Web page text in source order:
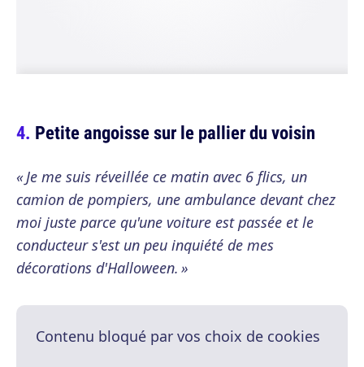
Petite angoisse sur le pallier du voisin
« Je me suis réveillée ce matin avec 6 flics, un
camion de pompiers, une ambulance devant chez
moi juste parce qu'une voiture est passée et le
conducteur s'est un peu inquiété de mes
décorations d'Halloween. »
Contenu bloqué par vos choix de cookies